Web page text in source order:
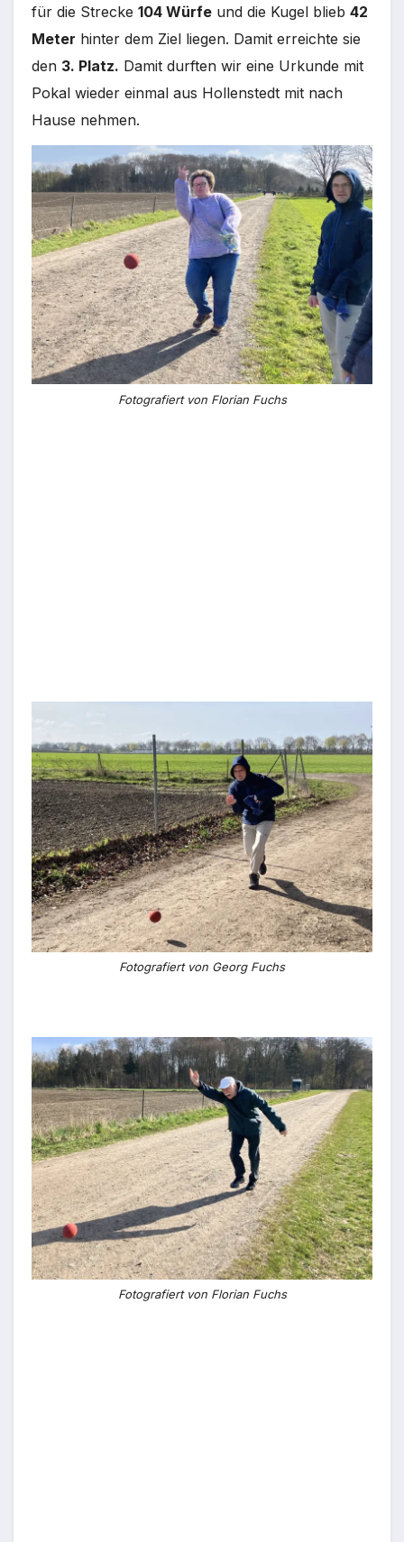
für die Strecke 104 Würfe und die Kugel blieb 42
Meter hinter dem Ziel liegen. Damit erreichte sie
den 3. Platz. Damit durften wir eine Urkunde mit
Pokal wieder einmal aus Hollenstedt mit nach
Hause nehmen.
Fotografiert von Florian Fuchs
Fotografiert von Georg Fuchs
Fotografiert von Florian Fuchs